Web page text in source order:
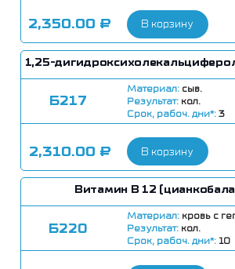
2,350.00 ₽ В корзину
1,25-
Б217
Материал: сыв.
Результат: кол.
Срок, рабоч. дни*:3
2,310.00 ₽ В корзину
Витамин В 12
Б220
Материал: кровь с
Результат: кол.
Срок, рабоч. дни*: 10